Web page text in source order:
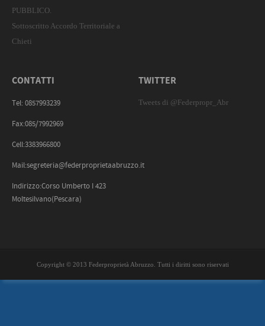
PUBBLICO.
Sottoscritto Accordo Territoriale a
Chieti
CONTATTI
Tel: 0857993239
Fax:085/7992969
Cell:3383966800
Mail:segreteria@federproprietaabruzzo.it
Indirizzo:Corso Umberto I 423
Moltesilvano(Pescara)
TWITTER
Tweets di @Federpropr_Abr
Copyright © 2013 Federproprietà Abruzzo. Tutti i diritti sono riservati